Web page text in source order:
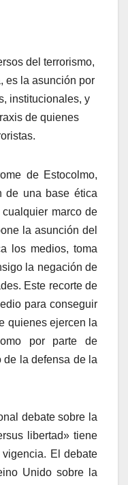
del terrorismo,
es la asunción por
institucionales, y
de quienes
de Estocolmo,
de una base ética
marco de
la asunción del
los medios, toma
la negación de
Este recorte de
para conseguir
quienes ejercen la
por parte de
la defensa de la
debate sobre la
libertad» tiene
El debate
Unido sobre la